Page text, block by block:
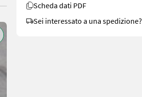
Scheda dati PDF
Sei interessato a una spedizione?